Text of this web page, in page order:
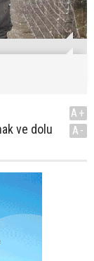
ve dolu
A+
A-